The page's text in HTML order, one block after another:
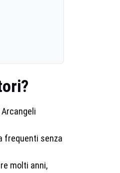
frequenti senza
molti anni,